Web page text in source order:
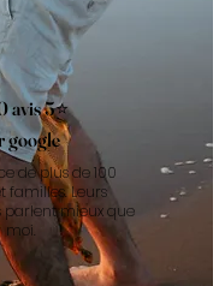
avis 5⭐️
google
de plus de 100
familles. Leurs
mieux que
moi.